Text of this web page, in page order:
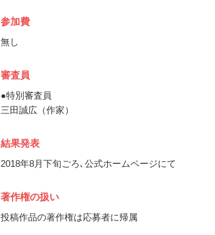
参加費
無し
審査員
●特別審査員
三田誠広（作家）
結果発表
2018年8月下旬ごろ､公式ホームページにて
著作権の扱い
投稿作品の著作権は応募者に帰属